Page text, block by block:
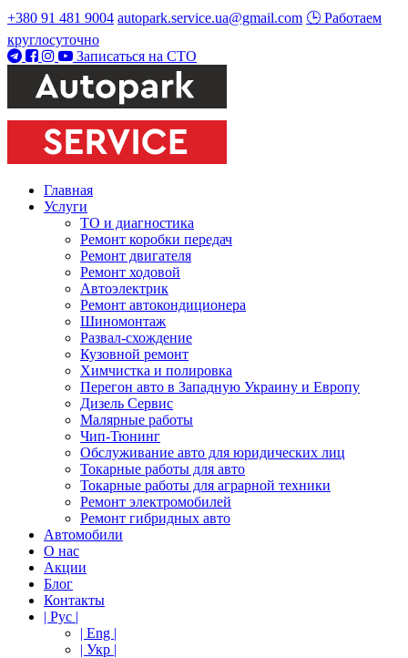
+380 91 481 9004 autopark.service.ua@gmail.com 🕒 Работаем
круглосуточно
Записаться на СТО
Главная
Услуги
ТО и диагностика
Ремонт коробки передач
Ремонт двигателя
Ремонт ходовой
Автоэлектрик
Ремонт автокондиционера
Шиномонтаж
Развал-схождение
Кузовной ремонт
Химчистка и полировка
Перегон авто в Западную Украину и Европу
Дизель Сервис
Малярные работы
Чип-Тюнинг
Обслуживание авто для юридических лиц
Токарные работы для авто
Токарные работы для аграрной техники
Ремонт электромобилей
Ремонт гибридных авто
Автомобили
О нас
Акции
Блог
Контакты
| Рус |
| Eng |
| Укр |